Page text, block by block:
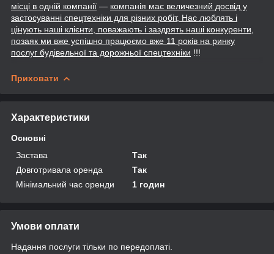
місці в одній компанії ― компанія має величезний досвід у
застосуванні спецтехніки для різних робіт, Нас люблять і
цінують наші клієнти, поважають і заздрять наші конкуренти,
позаяк ми вже успішно працюємо вже 11 років на ринку
послуг будівельної та дорожньої спецтехніки !!!
Приховати
Характеристики
Основні
Застава
Так
Довготривала оренда
Так
Мінімальний час оренди
1 годин
Умови оплати
Надання послуги тільки по передоплаті.